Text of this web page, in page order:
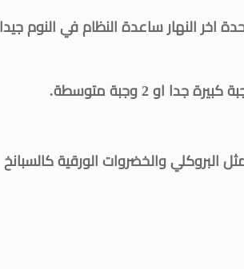
اخر النهار ساعدة النظام في النوم جيدا
البروكلي والخضروات الورقية كالسبانخ